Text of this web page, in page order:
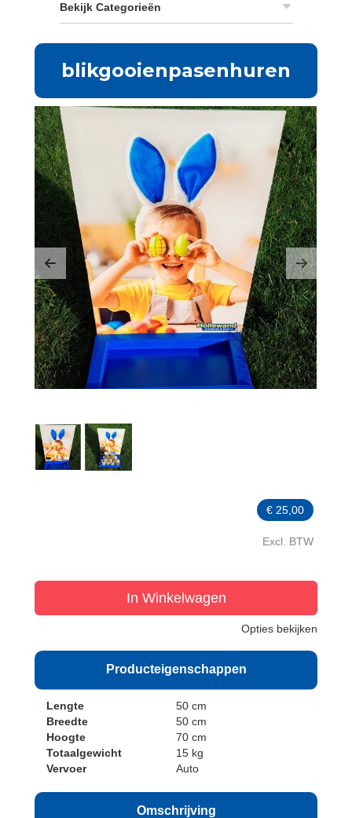
Bekijk Categorieën
blikgooienpasenhuren
Previous Next
€ 25,00
Excl. BTW
In Winkelwagen
Opties bekijken
Producteigenschappen
Lengte
50 cm
Breedte
50 cm
Hoogte
70 cm
Totaalgewicht
15 kg
Vervoer
Auto
Omschrijving